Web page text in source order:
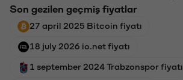
Son gezilen geçmiş fiyatlar
27 april 2025 Bitcoin fiyatı
18 july 2026 io.net fiyatı
1 september 2024 Trabzonspor fiyatı